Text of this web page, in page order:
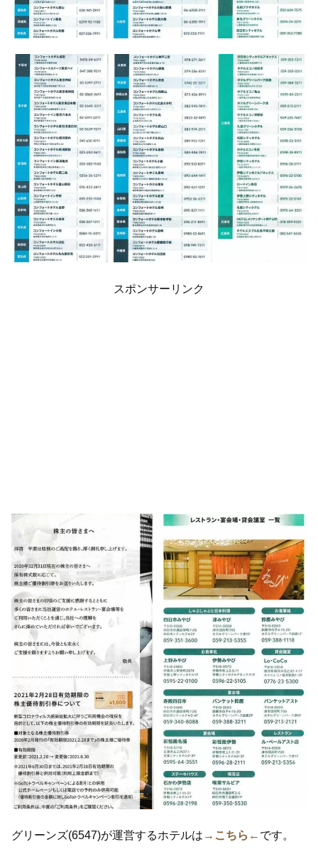
スポンサーリンク
グリーンズ(6547)が運営するホテルは →こちら← です。